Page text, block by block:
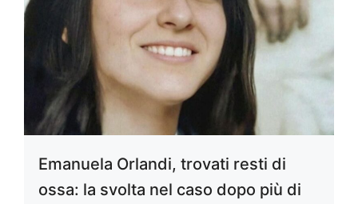
Emanuela Orlandi, trovati resti di
ossa: la svolta nel caso dopo più di